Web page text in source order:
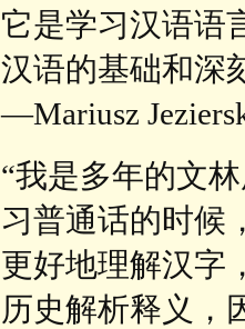
它是学习汉语语
汉语的基础和深
—Mariusz
“我是多年的文
习普通话的时候
更好地理解汉字
历史解析释义，